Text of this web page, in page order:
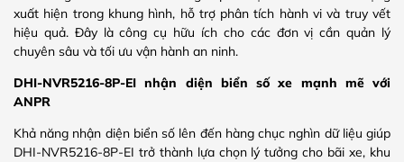
xuất hiện trong khung hình, hỗ trợ phân tích hành vi và truy vết
hiệu quả. Đây là công cụ hữu ích cho các đơn vị cần quản lý
chuyên sâu và tối ưu vận hành an ninh.
DHI-NVR5216-8P-EI nhận diện biển số xe mạnh mẽ với
ANPR
Khả năng nhận diện biển số lên đến hàng chục nghìn dữ liệu giúp
DHI-NVR5216-8P-EI trở thành lựa chọn lý tưởng cho bãi xe, khu